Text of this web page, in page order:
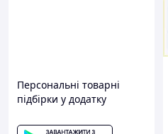
Персональні товарні
підбірки у додатку